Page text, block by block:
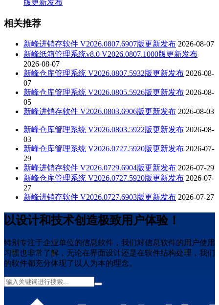
版更新发布
相关推荐
新峰进销存软件 V2026.0807.6907版更新发布 2026-08-07
新峰纸箱管理系统v8.0 V2026.0807.1000版更新发布
2026-08-07
新峰仓库管理系统 V2026.0807.5932版更新发布 2026-08-
07
新峰仓库管理系统 V2026.0805.5926版更新发布 2026-08-
05
新峰进销存软件 V2026.0803.6906版更新发布 2026-08-03
新峰仓库管理系统 V2026.0803.5922版更新发布 2026-08-
03
新峰仓库管理系统 V2026.0727.5920版更新发布 2026-07-
29
新峰进销存软件 V2026.0729.6904版更新发布 2026-07-29
新峰仓库管理系统 V2026.0727.5920版更新发布 2026-07-
27
新峰进销存软件 V2026.0727.6903版更新发布 2026-07-27
以设计和技术创造极致用户体验！
特别专注于企业单位的信息软件，我们对信息软件的用户使用
习惯也非常了解，无论在界面设计还是在软件结构处理，我们
的软件都充分体现了以人为本的理念。